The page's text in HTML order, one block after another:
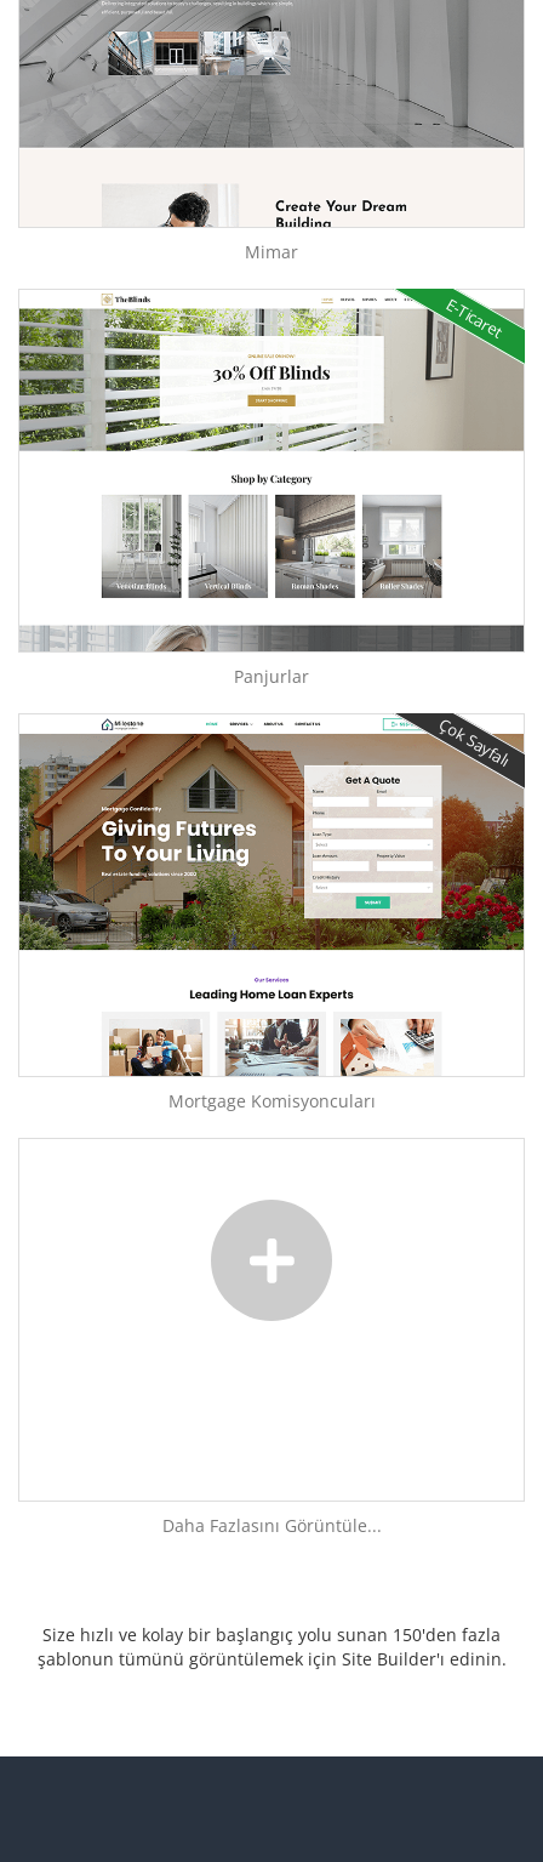
Mimar
E-Ticaret
Panjurlar
Çok Sayfalı
Mortgage Komisyoncuları
Daha Fazlasını Görüntüle...
Size hızlı ve kolay bir başlangıç yolu sunan 150'den fazla
şablonun tümünü görüntülemek için Site Builder'ı edinin.